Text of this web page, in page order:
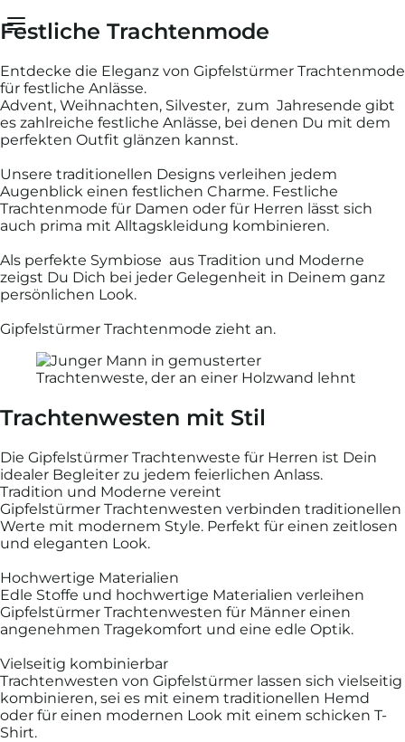
Festliche Trachtenmode
Entdecke die Eleganz von Gipfelstürmer Trachtenmode
für festliche Anlässe.
Advent, Weihnachten, Silvester, zum Jahresende gibt
es zahlreiche festliche Anlässe, bei denen Du mit dem
perfekten Outfit glänzen kannst.
Unsere traditionellen Designs verleihen jedem
Augenblick einen festlichen Charme. Festliche
Trachtenmode für Damen oder für Herren lässt sich
auch prima mit Alltagskleidung kombinieren.
Als perfekte Symbiose aus Tradition und Moderne
zeigst Du Dich bei jeder Gelegenheit in Deinem ganz
persönlichen Look.
Gipfelstürmer Trachtenmode zieht an.
Trachtenwesten mit Stil
Die Gipfelstürmer Trachtenweste für Herren ist Dein
idealer Begleiter zu jedem feierlichen Anlass.
Tradition und Moderne vereint
Gipfelstürmer Trachtenwesten verbinden traditionellen
Werte mit modernem Style. Perfekt für einen zeitlosen
und eleganten Look.
Hochwertige Materialien
Edle Stoffe und hochwertige Materialien verleihen
Gipfelstürmer Trachtenwesten für Männer einen
angenehmen Tragekomfort und eine edle Optik.
Vielseitig kombinierbar
Trachtenwesten von Gipfelstürmer lassen sich vielseitig
kombinieren, sei es mit einem traditionellen Hemd
oder für einen modernen Look mit einem schicken T-
Shirt.
Dein Warenkorb ist leer
Sobald Du Artikel in Deinen Warenkorb gelegt hast,
diese hier.
Weiter einkaufen
Vielen Dank
Schließen